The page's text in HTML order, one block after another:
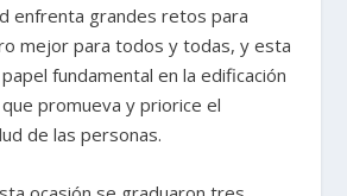
enfrenta grandes retos para
mejor para todos y todas, y esta
fundamental en la edificación
promueva y priorice el
de las personas.